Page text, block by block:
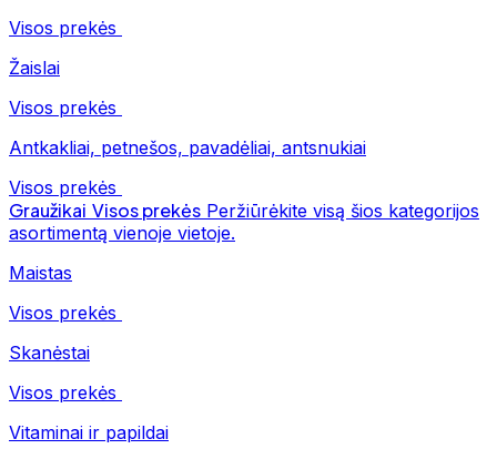
Visos prekės
Žaislai
Visos prekės
Antkakliai, petnešos, pavadėliai, antsnukiai
Visos prekės
Graužikai Visos prekės Peržiūrėkite visą šios kategorijos
asortimentą vienoje vietoje.
Maistas
Visos prekės
Skanėstai
Visos prekės
Vitaminai ir papildai